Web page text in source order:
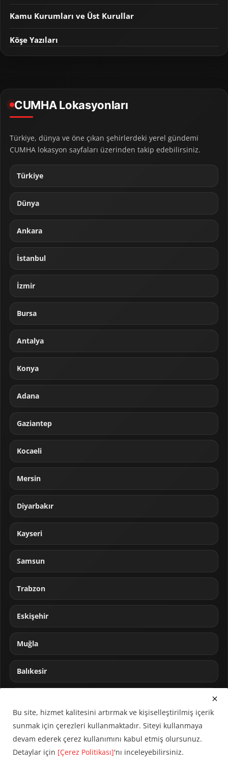
Kamu Kurumları ve Üst Kurullar
Köşe Yazıları
CUMHA Lokasyonları
Türkiye, dünya ve öne çıkan şehirlerdeki yerel gündemi
CUMHA lokasyon sayfaları üzerinden takip edebilirsiniz.
Türkiye
Dünya
Ankara
İstanbul
İzmir
Bursa
Antalya
Konya
Adana
Gaziantep
Kocaeli
Mersin
Diyarbakır
Kayseri
Samsun
Trabzon
Eskişehir
Muğla
Balıkesir
Bu site, hizmet kalitesini artırmak ve kişiselleştirilmiş içerik
sunmak için çerezleri kullanmaktadır. Siteyi kullanmaya
devam ederek çerez kullanımını kabul etmiş olursunuz.
Detaylar için [Çerez Politikası]'nı inceleyebilirsiniz.